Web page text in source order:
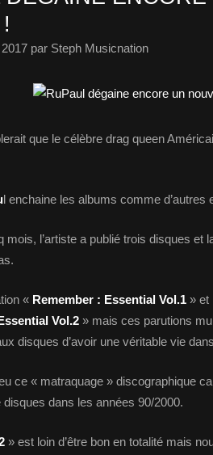
par Steph Musicnation
que le célèbre drag queen
l enchaine les albums comme d’autres
mois, l’artiste a publié trois disques et
« Remember : Essential Vol.1 » et
Vol.2 » mais ces parutions
disques d’avoir une véritable vie
ce « matraquage » discographique
dans les années 90/2000.
» est loin d’être bon en totalité mais